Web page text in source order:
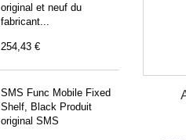
original et neuf du
fabricant...
254,43 €
SMS Func Mobile Fixed
Shelf, Black Produit
original SMS